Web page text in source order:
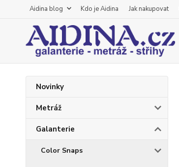
Aidina blog Kdo je Aidina Jak nakupovat
Novinky
Metráž
Galanterie
Color Snaps